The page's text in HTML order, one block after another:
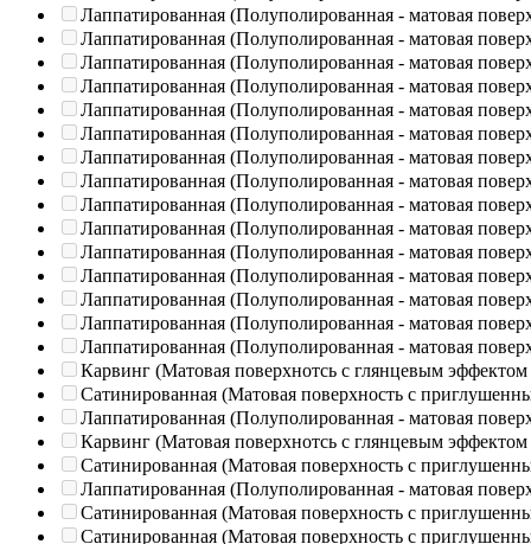
Лаппатированная (Полуполированная - матовая
Лаппатированная (Полуполированная - матовая
Лаппатированная (Полуполированная - матовая
Лаппатированная (Полуполированная - матовая
Лаппатированная (Полуполированная - матовая
Лаппатированная (Полуполированная - матовая
Лаппатированная (Полуполированная - матовая
Лаппатированная (Полуполированная - матовая
Лаппатированная (Полуполированная - матовая
Лаппатированная (Полуполированная - матовая
Лаппатированная (Полуполированная - матовая
Лаппатированная (Полуполированная - матовая
Лаппатированная (Полуполированная - матовая
Лаппатированная (Полуполированная - матовая
Лаппатированная (Полуполированная - матовая
Карвинг (Матовая поверхнотсь с глянцевым эффектом
Сатинированная (Матовая поверхность с
Лаппатированная (Полуполированная - матовая
Карвинг (Матовая поверхнотсь с глянцевым эффектом
Сатинированная (Матовая поверхность с
Лаппатированная (Полуполированная - матовая
Сатинированная (Матовая поверхность с
Сатинированная (Матовая поверхность с